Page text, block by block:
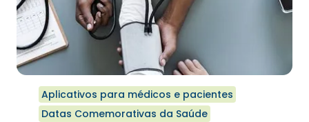
Aplicativos para médicos e pacientes
Datas Comemorativas da Saúde